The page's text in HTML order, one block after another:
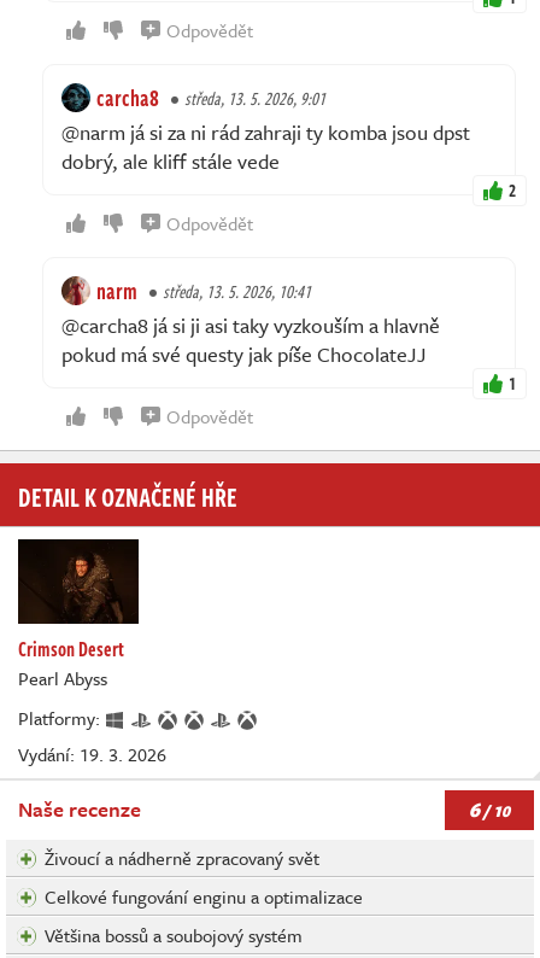
Odpovědět
carcha8 středa, 13. 5. 2026, 9:01
@narm já si za ni rád zahraji ty komba jsou dpst
dobrý, ale kliff stále vede
2
Odpovědět
narm středa, 13. 5. 2026, 10:41
@carcha8 já si ji asi taky vyzkouším a hlavně
pokud má své questy jak píše ChocolateJJ
1
Odpovědět
DETAIL K OZNAČENÉ HŘE
Crimson Desert
Pearl Abyss
Platformy:
Vydání: 19. 3. 2026
Naše recenze 6/ 10
Živoucí a nádherně zpracovaný svět
Celkové fungování enginu a optimalizace
Většina bossů a soubojový systém